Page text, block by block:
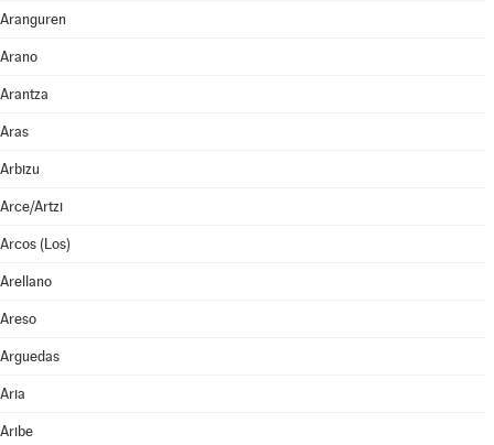
Aranguren
Arano
Arantza
Aras
Arbizu
Arce/Artzi
Arcos (Los)
Arellano
Areso
Arguedas
Aria
Aribe